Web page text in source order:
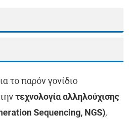
το παρόν γονίδιο
τεχνολογία αλληλούχισης
Sequencing, NGS),